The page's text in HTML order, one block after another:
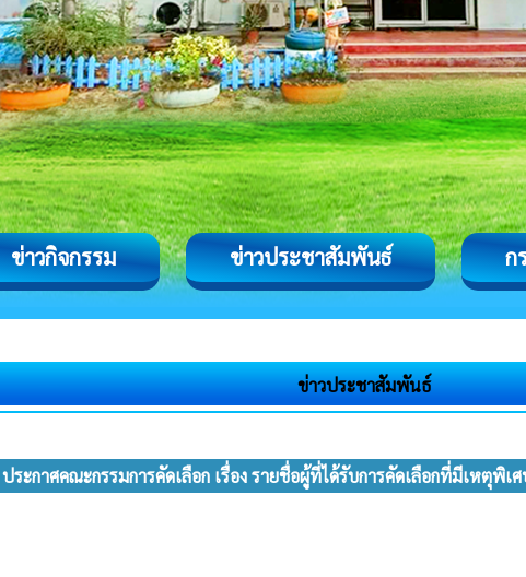
ข่าวกิจกรรม ข่าวประชาสัมพันธ์ ก
ข่าวประชาสัมพันธ์
ประกาศคณะกรรมการคัดเลือก เรื่อง รายชื่อผู้ที่ได้รับการคัดเลือกที่มีเหตุพิ